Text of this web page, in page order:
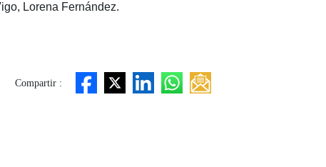
Lorena Fernández.
Compartir :